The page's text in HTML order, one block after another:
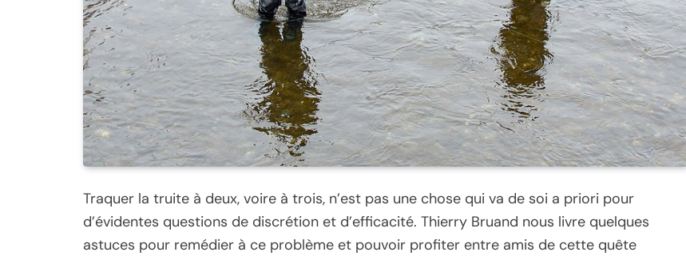
Traquer la truite à deux, voire à trois, n’est pas une chose qui va de soi a priori pour
d’évidentes questions de discrétion et d’efficacité. Thierry Bruand nous livre quelques
astuces pour remédier à ce problème et pouvoir profiter entre amis de cette quête